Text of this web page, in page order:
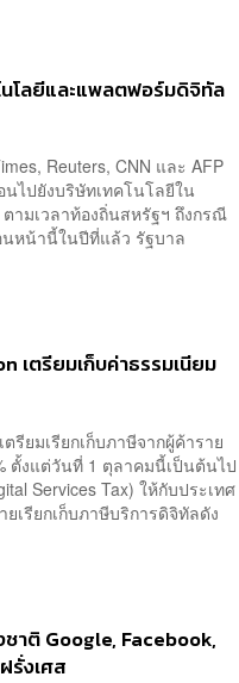
นโลยีและแพลตฟอร์มดิจิทัล
Reuters, CNN และ AFP
นไปยังบริษัทเทคโนโลยีใน
ามเวลาท้องถิ่นสหรัฐฯ ถึงกรณี
หน้านี้ในปีที่แล้ว รัฐบาล
เตรียมเก็บค่าธรรมเนียม
ยมเรียกเก็บภาษีจากผู้ค้าราย
ตั้งแต่วันที่ 1 ตุลาคมนี้เป็นต้นไป
Services Tax) ให้กับประเทศ
เรียกเก็บภาษีบริการดิจิทัลดัง
าติ Google, Facebook,
รั่งเศส